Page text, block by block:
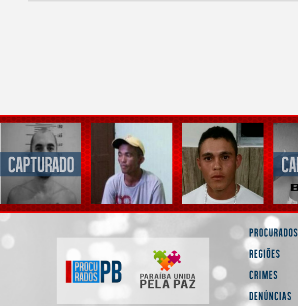
Procurados
Regiões
Crimes
Denúncias